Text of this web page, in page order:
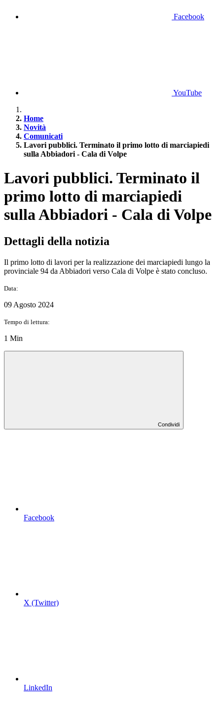
Facebook
YouTube
Home
Novità
Comunicati
Lavori pubblici. Terminato il primo lotto di marciapiedi
sulla Abbiadori - Cala di Volpe
Lavori pubblici. Terminato il
primo lotto di marciapiedi
sulla Abbiadori - Cala di Volpe
Dettagli della notizia
Il primo lotto di lavori per la realizzazione dei marciapiedi lungo la
provinciale 94 da Abbiadori verso Cala di Volpe è stato concluso.
Data:
09 Agosto 2024
Tempo di lettura:
1 Min
Condividi
Facebook
X (Twitter)
LinkedIn